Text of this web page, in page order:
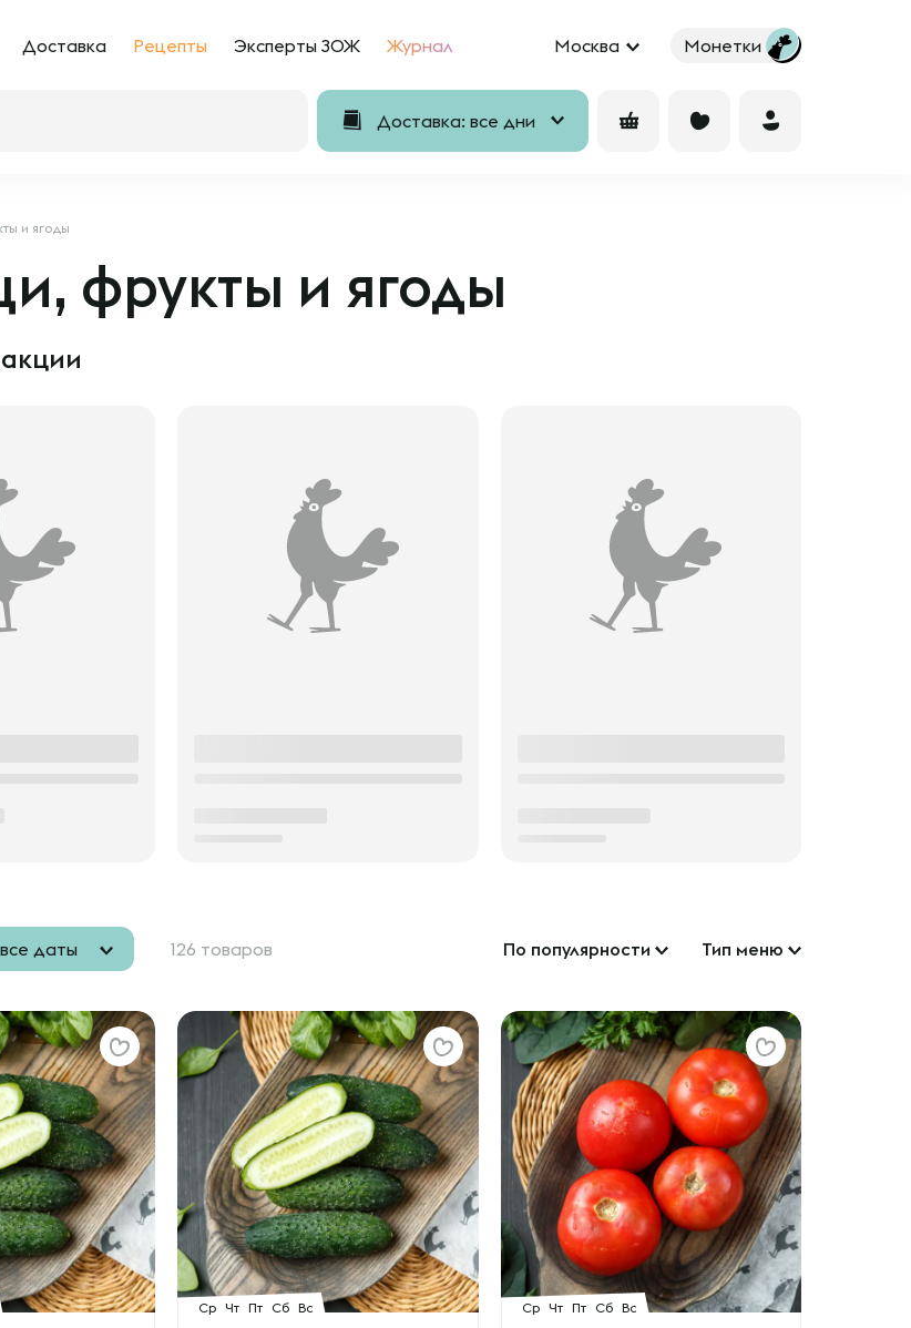
Доставка Рецепты Эксперты ЗОЖ Журнал Москва Монетки
Доставка: все дни
и ягоды
фрукты и ягоды
все даты 126 товаров По популярности Тип меню
Ср Чт Пт Сб Вс Ср Чт Пт Сб Вс